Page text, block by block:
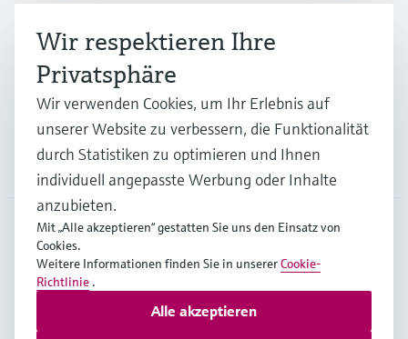
Branchen
Support
Unternehmen
GLB
Copyright © Endress+Hauser Group Services AG
Wir respektieren Ihre
Privatsphäre
Wir verwenden Cookies, um Ihr Erlebnis auf
unserer Website zu verbessern, die Funktionalität
durch Statistiken zu optimieren und Ihnen
individuell angepasste Werbung oder Inhalte
anzubieten.
Mit „Alle akzeptieren“ gestatten Sie uns den Einsatz von
Cookies.
Weitere Informationen finden Sie in unsererCookie-
Richtlinie .
Alle akzeptieren